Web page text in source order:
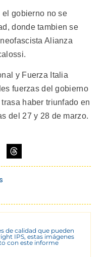
gobierno no se
donde tambien se
Alianza
y Fuerza Italia
fuerzas del gobierno
haber triunfado en
del 27 y 28 de marzo.
de calidad que pueden
IPS, estas imágenes
con este informe